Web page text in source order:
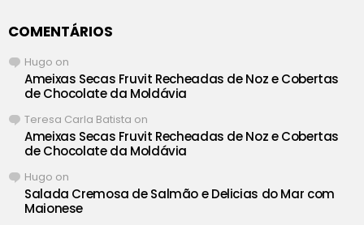
COMENTÁRIOS
Hugo on
Ameixas Secas Fruvit Recheadas de Noz e Cobertas
de Chocolate da Moldávia
Teresa Carla Batista on
Ameixas Secas Fruvit Recheadas de Noz e Cobertas
de Chocolate da Moldávia
Hugo on
Salada Cremosa de Salmão e Delicias do Mar com
Maionese